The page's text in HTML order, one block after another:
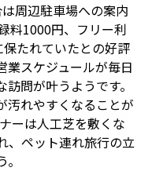
周辺駐車場への案内
料1000円、フリー利
たれていたとの好評
業スケジュールが毎日
問が叶うようです。
汚れやすくなることが
ーは人工芝を敷くな
、ペット連れ旅行の立